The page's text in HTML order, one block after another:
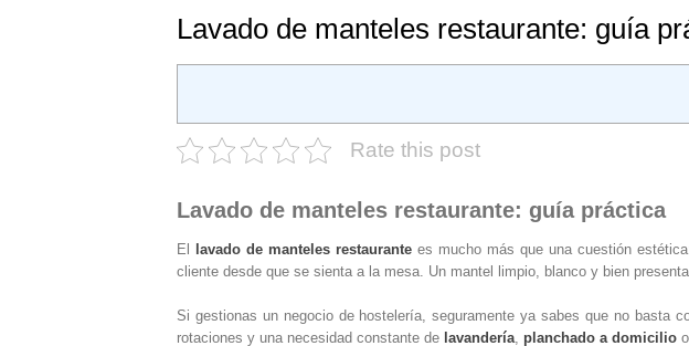
Lavado de manteles restaurante: guía
Rate this post
Lavado de manteles restaurante: guía práctica
El lavado de manteles restaurante es mucho más que una cuestión
cliente desde que se sienta a la mesa. Un mantel limpio, blanco y bien
Si gestionas un negocio de hostelería, seguramente ya sabes que no basta
rotaciones y una necesidad constante de lavandería, planchado a domicilio